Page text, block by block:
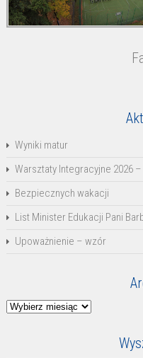
Wyniki matur
Warsztaty Integracyjne 2026
Bezpiecznych wakacji
List Minister Edukacji Pani
Upoważnienie – wzór
Archiwum